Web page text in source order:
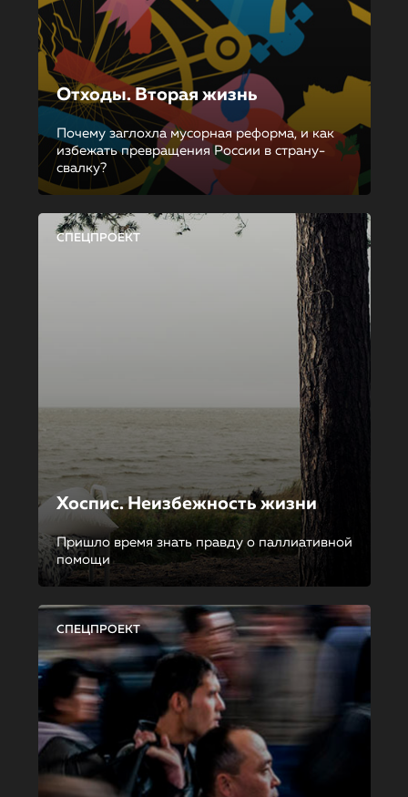
Отходы. Вторая жизнь
Почему заглохла мусорная реформа, и как
избежать превращения России в страну-
свалку?
СПЕЦПРОЕКТ
Хоспис. Неизбежность жизни
Пришло время знать правду о паллиативной
помощи
СПЕЦПРОЕКТ